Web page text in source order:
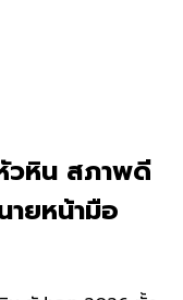
วหิน สภาพดี
ายหน้ามือ